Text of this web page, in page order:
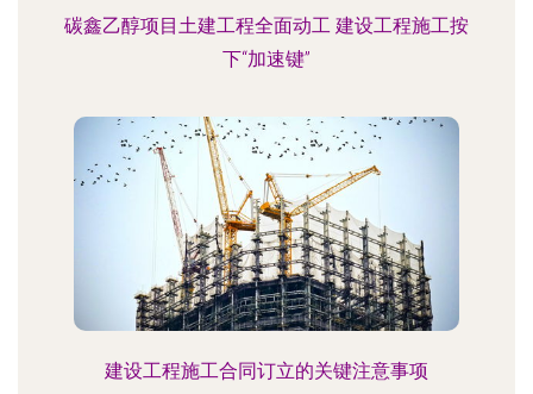
碳鑫乙醇项目土建工程全面动工 建设工程施工按
下“加速键”
建设工程施工合同订立的关键注意事项